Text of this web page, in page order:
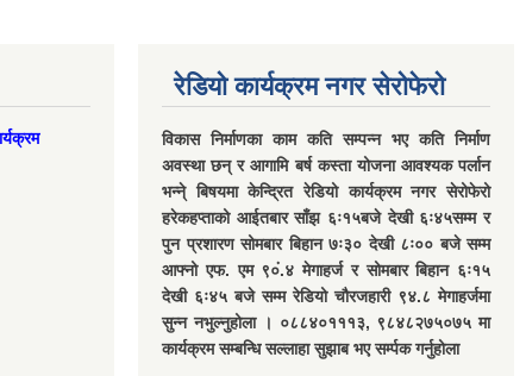
रेडियो कार्यक्रम नगर सेरोफेरो
विकास निर्माणका काम कति सम्पन्न भए कति निर्माण
अवस्था छन् र आगामि बर्ष कस्ता योजना आवश्यक पर्लान
भन्ने् बिषयमा केन्द्रित रेडियो कार्यक्रम नगर सेरोफेरो
हरेकहप्ताको आईतबार साँझ ६ः१५बजे देखी ६ः४५सम्म र
पुन प्रशारण सोमबार बिहान ७ः३० देखी ८ः०० बजे सम्म
आफ्नो एफ. एम ९०ं.४ मेगाहर्ज र सोमबार बिहान ६ः१५
देखी ६ः४५ बजे सम्म रेडियो चौरजहारी ९४.८ मेगाहर्जमा
सुन्न नभुल्नुहोला । ०८८४०१११३, ९८४८२७५०७५ मा
कार्यक्रम सम्बन्धि सल्लाहा सुझाब भए सर्म्पक गर्नुहोला